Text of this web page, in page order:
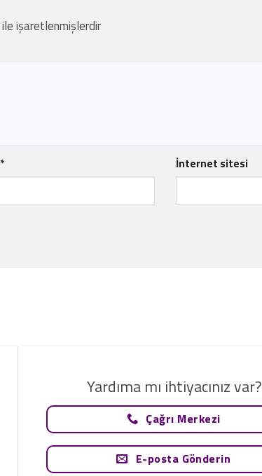
ile işaretlenmişlerdir
* İnternet sitesi
Yardıma mı ihtiyacınız var?
Çağrı Merkezi
E-posta Gönderin